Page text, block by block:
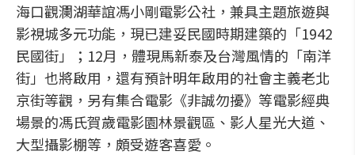
海口觀瀾湖華誼馮小剛電影公社，兼具主題旅遊與
影視城多元功能，現已建妥民國時期建築的「1942
民國街」；12月，體現馬新泰及台灣風情的「南洋
街」也將啟用，還有預計明年啟用的社會主義老北
京街等觀，另有集合電影《非誠勿擾》等電影經典
場景的馮氏賀歲電影園林景觀區、影人星光大道、
大型攝影棚等，頗受遊客喜愛。